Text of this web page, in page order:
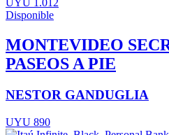
UYU 1.012
Disponible
MONTEVIDEO
PASEOS A PIE
NESTOR GANDUGLIA
UYU 890